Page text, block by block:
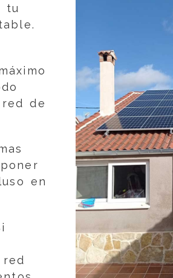
tu
de
en